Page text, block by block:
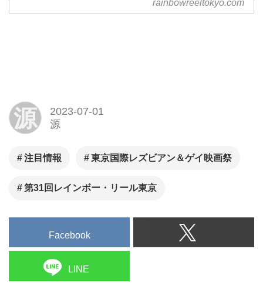
イ映画祭）上映作品決定！
イ映画祭）の上映作品が決定!